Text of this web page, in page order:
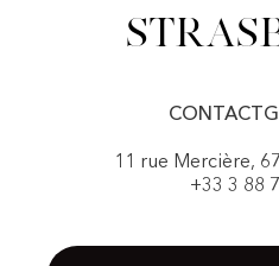
11 rue Mercière,
+33 3 88